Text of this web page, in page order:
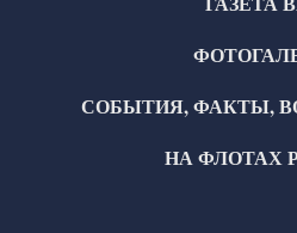
СОБЫТИЯ, ФАКТЫ,
НА ФЛОТАХ